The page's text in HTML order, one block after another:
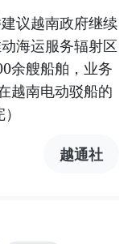
议越南政府继续
海运服务辐射区
余艘船舶，业务
越南电动驳船的
越通社